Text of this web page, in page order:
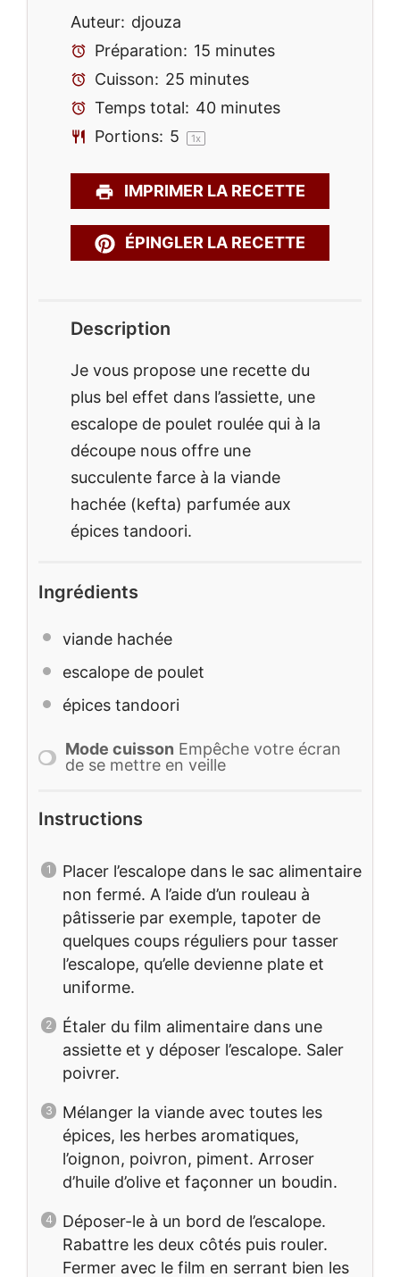
Auteur: djouza
Préparation: 15 minutes
Cuisson: 25 minutes
Temps total: 40 minutes
Portions: 5 1x
IMPRIMER LA RECETTE
ÉPINGLER LA RECETTE
Description
Je vous propose une recette du
plus bel effet dans l’assiette, une
escalope de poulet roulée qui à la
découpe nous offre une
succulente farce à la viande
hachée (kefta) parfumée aux
épices tandoori.
Ingrédients
viande hachée
escalope de poulet
épices tandoori
Mode cuisson Empêche votre écran
de se mettre en veille
Instructions
Placer l’escalope dans le sac alimentaire
non fermé. A l’aide d’un rouleau à
pâtisserie par exemple, tapoter de
quelques coups réguliers pour tasser
l’escalope, qu’elle devienne plate et
uniforme.
Étaler du film alimentaire dans une
assiette et y déposer l’escalope. Saler
poivrer.
Mélanger la viande avec toutes les
épices, les herbes aromatiques,
l’oignon, poivron, piment. Arroser
d’huile d’olive et façonner un boudin.
Déposer-le à un bord de l’escalope.
Rabattre les deux côtés puis rouler.
Fermer avec le film en serrant bien les